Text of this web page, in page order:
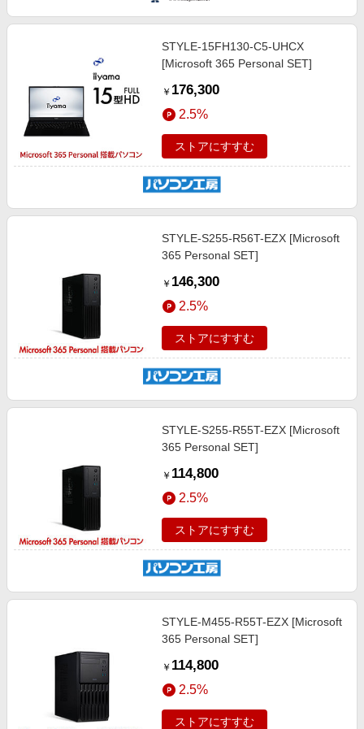
STYLE-15FH130-C5-UHCX
[Microsoft 365 Personal SET]
￥ 176,300
2.5%
ストアにすすむ
STYLE-S255-R56T-EZX [Microsoft
365 Personal SET]
￥ 146,300
2.5%
ストアにすすむ
STYLE-S255-R55T-EZX [Microsoft
365 Personal SET]
￥ 114,800
2.5%
ストアにすすむ
STYLE-M455-R55T-EZX [Microsoft
365 Personal SET]
￥ 114,800
2.5%
ストアにすすむ